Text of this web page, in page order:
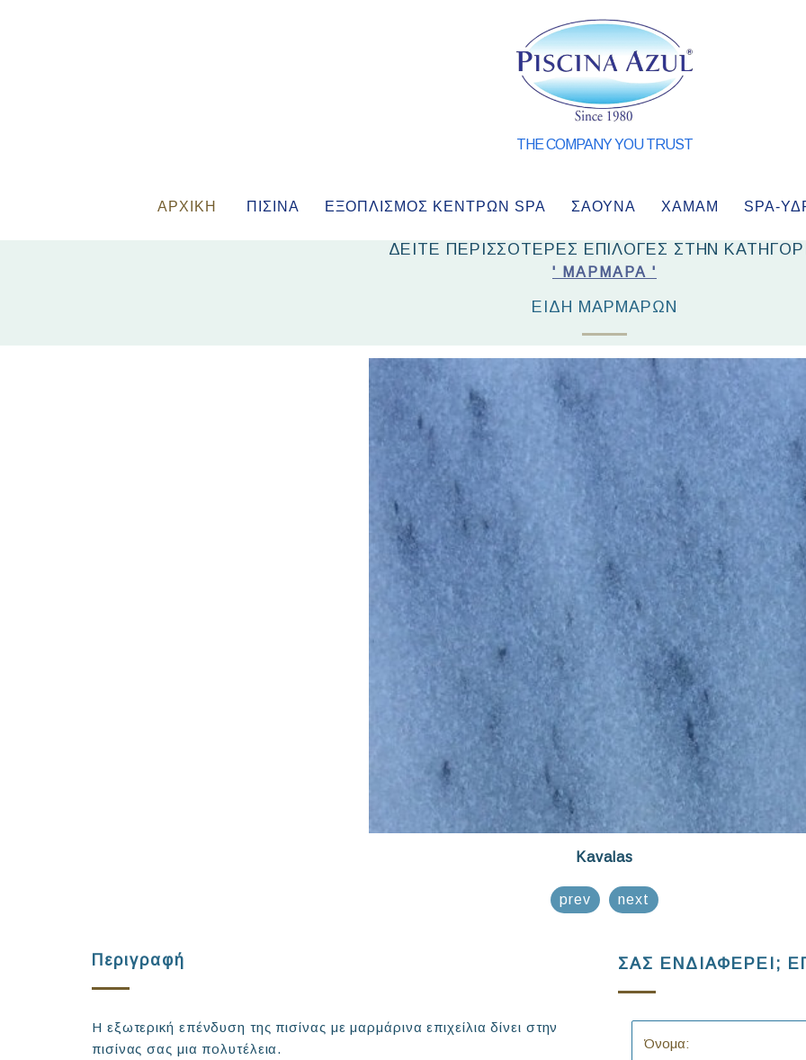
THE COMPANY YOU TRUST
ΑΡΧΙΚΗ ΠΙΣΙΝΑ ΕΞΟΠΛΙΣΜΌΣ ΚΈΝΤΡΩΝ SPA ΣΑΟΥΝΑ ΧΑΜΑΜ SPA-
ΔΕΙΤΕ ΠΕΡΙΣΣΟΤΕΡΕΣ ΕΠΙΛΟΓΕΣ ΣΤΗΝ
' ΜΆΡΜΑΡΑ '
ΕΊΔΗ ΜΑΡΜΆΡΩΝ
Kavalas
prev next
Περιγραφή
Η εξωτερική επένδυση της πισίνας με μαρμάρινα επιχείλια δίνει στην
πισίνας σας μια πολυτέλεια.
ΣΑΣ ΕΝΔΙΑΦΕΡΕΙ;